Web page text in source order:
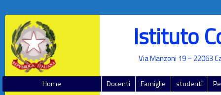
Istituto
Via Manzoni 19 – 22063
Home Docenti Famiglie studenti